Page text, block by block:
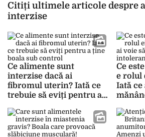
Citiți ultimele articole despre
interzise
Ce alimente sunt
interzise dacă ai
fibromul uterin? Iată ce
trebuie să eviți pentru a
Ce
e rolul
Iată ce